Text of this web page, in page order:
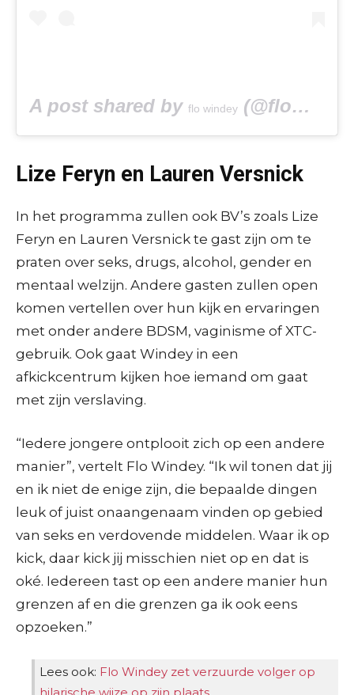
A post shared by flo windey (@flowindey) on
Lize Feryn en Lauren Versnick
In het programma zullen ook BV’s zoals Lize
Feryn en Lauren Versnick te gast zijn om te
praten over seks, drugs, alcohol, gender en
mentaal welzijn. Andere gasten zullen open
komen vertellen over hun kijk en ervaringen
met onder andere BDSM, vaginisme of XTC-
gebruik. Ook gaat Windey in een
afkickcentrum kijken hoe iemand om gaat
met zijn verslaving.
“Iedere jongere ontplooit zich op een andere
manier”, vertelt Flo Windey. “Ik wil tonen dat jij
en ik niet de enige zijn, die bepaalde dingen
leuk of juist onaangenaam vinden op gebied
van seks en verdovende middelen. Waar ik op
kick, daar kick jij misschien niet op en dat is
oké. Iedereen tast op een andere manier hun
grenzen af en die grenzen ga ik ook eens
opzoeken.”
Lees ook: Flo Windey zet verzuurde volger op
hilarische wijze op zijn plaats